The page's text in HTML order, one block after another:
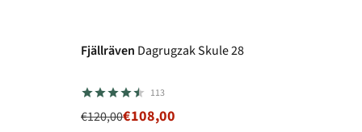
Fjällräven Dagrugzak Skule 28
113
€120,00€108,00